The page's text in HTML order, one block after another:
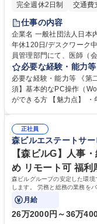
完全週休2日制
交通費
仕事の内容
企業名 一般社団法人日本内科学会 求人名 第二新卒歓
年休120日/デスクワーク中心で残業少なめ
員管理部門にて、医師（
テム入力、電話・FAX対
営事務局業務などにも幅広く携わ
入力業務】 ・医師（会員
・年会費の徴収管理や入
年休120日/デスクワーク
必要な経験・能力等
必要な経験・能力等 《第
須】基本的なPC操作（
ができる方 【魅力点】 ・年休120日以上に加え、9時～17時の「実働7時
整、資料作成、当日の運営サポート 学歴・資格 学歴
力： 資格：
正社員
森ビルエステートサ
【森ビルG】人事
め リモート可 福利
森ビルグループの安定した環
します。 労務と総務の業務を
にも挑戦できる、やりがいある
月給
26万2000円～36万